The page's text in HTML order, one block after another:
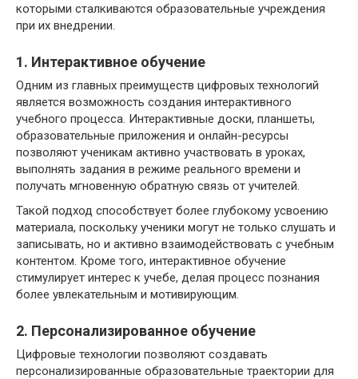
которыми сталкиваются образовательные учреждения
при их внедрении.
1. Интерактивное обучение
Одним из главных преимуществ цифровых технологий
является возможность создания интерактивного
учебного процесса. Интерактивные доски, планшеты,
образовательные приложения и онлайн-ресурсы
позволяют ученикам активно участвовать в уроках,
выполнять задания в режиме реального времени и
получать мгновенную обратную связь от учителей.
Такой подход способствует более глубокому усвоению
материала, поскольку ученики могут не только слушать и
записывать, но и активно взаимодействовать с учебным
контентом. Кроме того, интерактивное обучение
стимулирует интерес к учебе, делая процесс познания
более увлекательным и мотивирующим.
2. Персонализированное обучение
Цифровые технологии позволяют создавать
персонализированные образовательные траектории для